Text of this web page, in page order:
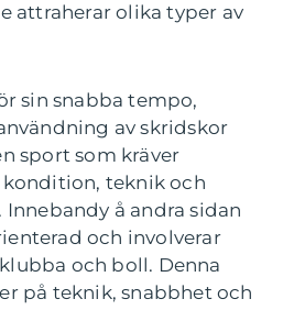
attraherar olika typer av
sin snabba tempo,
av skridskor
sport som kräver
kondition, teknik och
å andra sidan
och involverar
och boll. Denna
på teknik, snabbhet och